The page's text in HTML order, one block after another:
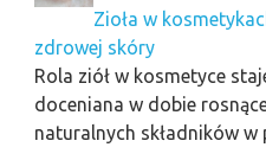
Zioła w
zdrowej skóry
Rola ziół w kosmetyce
doceniana w dobie
naturalnych składników w